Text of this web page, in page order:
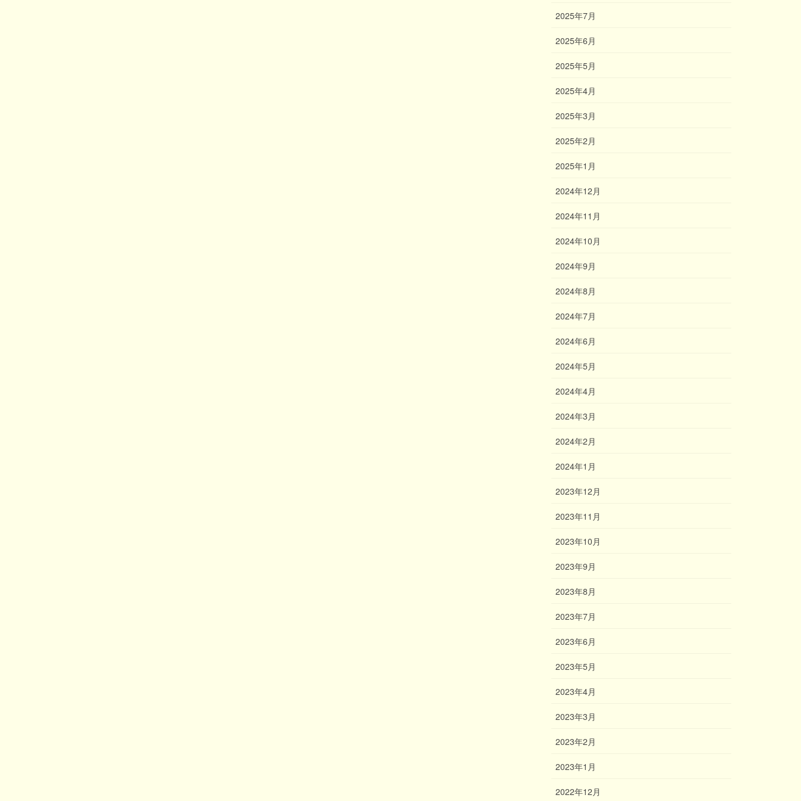
2025年7月
2025年6月
2025年5月
2025年4月
2025年3月
2025年2月
2025年1月
2024年12月
2024年11月
2024年10月
2024年9月
2024年8月
2024年7月
2024年6月
2024年5月
2024年4月
2024年3月
2024年2月
2024年1月
2023年12月
2023年11月
2023年10月
2023年9月
2023年8月
2023年7月
2023年6月
2023年5月
2023年4月
2023年3月
2023年2月
2023年1月
2022年12月